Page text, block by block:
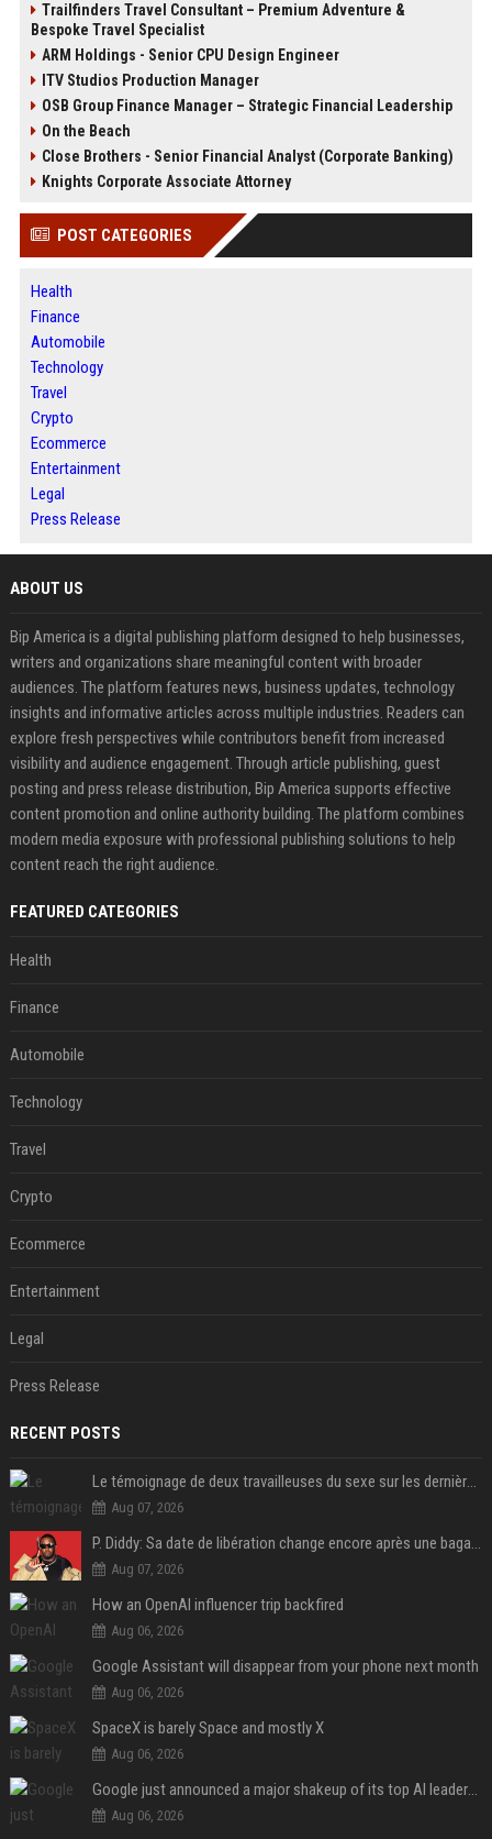
Trailfinders Travel Consultant – Premium Adventure &
Bespoke Travel Specialist
ARM Holdings - Senior CPU Design Engineer
ITV Studios Production Manager
OSB Group Finance Manager – Strategic Financial Leadership
On the Beach
Close Brothers - Senior Financial Analyst (Corporate Banking)
Knights Corporate Associate Attorney
POST CATEGORIES
Health
Finance
Automobile
Technology
Travel
Crypto
Ecommerce
Entertainment
Legal
Press Release
ABOUT US
Bip America is a digital publishing platform designed to help businesses,
writers and organizations share meaningful content with broader
audiences. The platform features news, business updates, technology
insights and informative articles across multiple industries. Readers can
explore fresh perspectives while contributors benefit from increased
visibility and audience engagement. Through article publishing, guest
posting and press release distribution, Bip America supports effective
content promotion and online authority building. The platform combines
modern media exposure with professional publishing solutions to help
content reach the right audience.
FEATURED CATEGORIES
Health
Finance
Automobile
Technology
Travel
Crypto
Ecommerce
Entertainment
Legal
Press Release
RECENT POSTS
Le témoignage de deux travailleuses du sexe sur les dernières heures de Liam Payne a été dévoilé
Aug 07, 2026
P. Diddy: Sa date de libération change encore après une bagarre
Aug 07, 2026
How an OpenAI influencer trip backfired
Aug 06, 2026
Google Assistant will disappear from your phone next month
Aug 06, 2026
SpaceX is barely Space and mostly X
Aug 06, 2026
Google just announced a major shakeup of its top AI leadership
Aug 06, 2026